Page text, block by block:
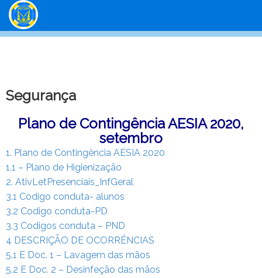
Segurança
Plano de Contingência AESIA 2020,
setembro
1. Plano de Contingência AESIA 2020
1.1 – Plano de Higienização
2. AtivLetPresenciais_InfGeral
3.1 Codigo conduta- alunos
3.2 Codigo conduta-PD
3.3 Codigos conduta – PND
4 DESCRIÇÃO DE OCORRÊNCIAS
5.1 E Doc. 1 – Lavagem das mãos
5.2 E Doc. 2 – Desinfeção das mãos